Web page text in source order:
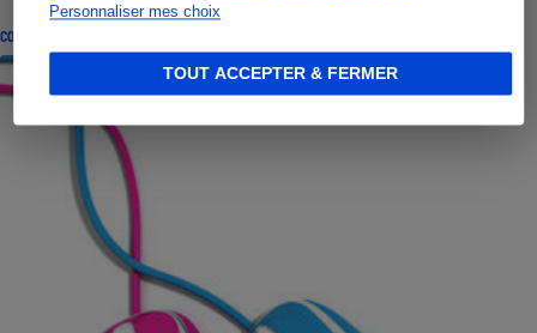
Personnaliser mes choix
TOUT ACCEPTER & FERMER
CONSEILS